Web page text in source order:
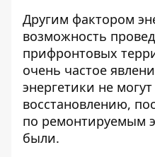
Другим фактором
возможность
прифронтовых
очень частое
энергетики не
восстановлению,
по ремонтируемым
были.